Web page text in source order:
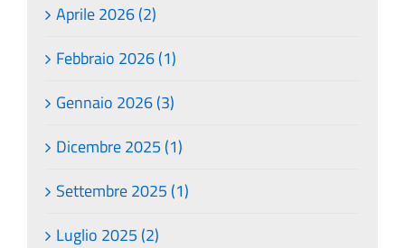
Aprile 2026 (2)
Febbraio 2026 (1)
Gennaio 2026 (3)
Dicembre 2025 (1)
Settembre 2025 (1)
Luglio 2025 (2)